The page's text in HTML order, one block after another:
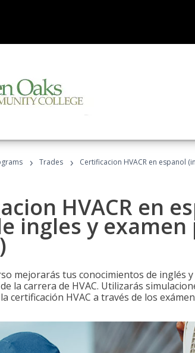
› Trades › Certificacion HVACR en espanol
HVACR en
ingles y
mejorarás tus conocimientos de inglés
la carrera de HVAC. Utilizarás
certificación HVAC a través de los